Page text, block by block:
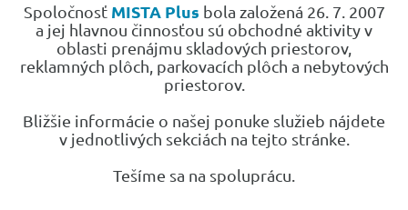
Spoločnosť MISTA Plus bola založená 26. 7. 2007
a jej hlavnou činnosťou sú obchodné aktivity v
oblasti prenájmu skladových priestorov,
reklamných plôch, parkovacích plôch a nebytových
priestorov.
Bližšie informácie o našej ponuke služieb nájdete
v jednotlivých sekciách na tejto stránke.
Tešíme sa na spoluprácu.